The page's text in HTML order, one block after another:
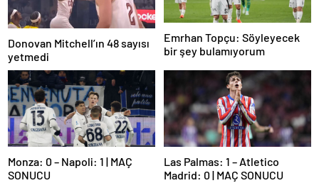
Donovan Mitchell’ın 48 sayısı
yetmedi
Emrhan Topçu: Söyleyecek
bir şey bulamıyorum
Monza: 0 – Napoli: 1 | MAÇ
SONUCU
Las Palmas: 1 – Atletico
Madrid: 0 | MAÇ SONUCU